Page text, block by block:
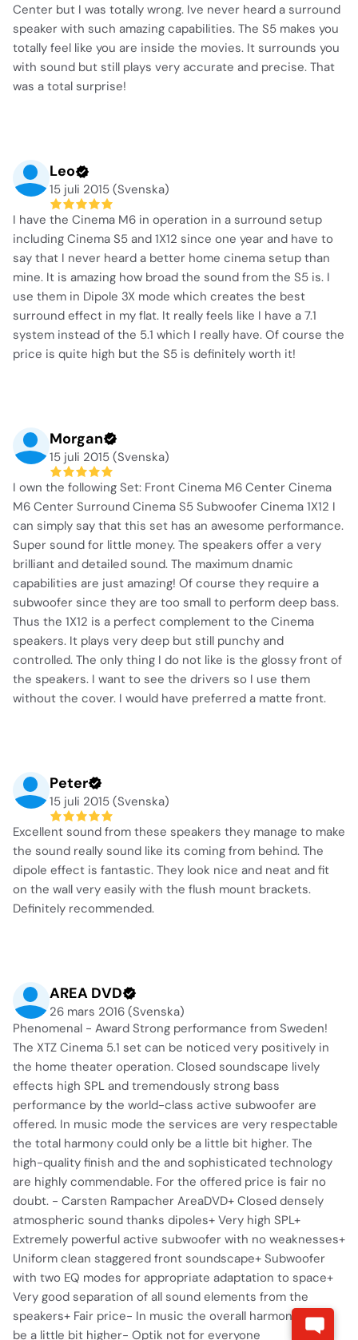
Center but I was totally wrong. Ive never heard a surround
speaker with such amazing capabilities. The S5 makes you
totally feel like you are inside the movies. It surrounds you
with sound but still plays very accurate and precise. That
was a total surprise!
Leo
15 juli 2015 (Svenska)
I have the Cinema M6 in operation in a surround setup
including Cinema S5 and 1X12 since one year and have to
say that I never heard a better home cinema setup than
mine. It is amazing how broad the sound from the S5 is. I
use them in Dipole 3X mode which creates the best
surround effect in my flat. It really feels like I have a 7.1
system instead of the 5.1 which I really have. Of course the
price is quite high but the S5 is definitely worth it!
Morgan
15 juli 2015 (Svenska)
I own the following Set: Front Cinema M6 Center Cinema
M6 Center Surround Cinema S5 Subwoofer Cinema 1X12 I
can simply say that this set has an awesome performance.
Super sound for little money. The speakers offer a very
brilliant and detailed sound. The maximum dnamic
capabilities are just amazing! Of course they require a
subwoofer since they are too small to perform deep bass.
Thus the 1X12 is a perfect complement to the Cinema
speakers. It plays very deep but still punchy and
controlled. The only thing I do not like is the glossy front of
the speakers. I want to see the drivers so I use them
without the cover. I would have preferred a matte front.
Peter
15 juli 2015 (Svenska)
Excellent sound from these speakers they manage to make
the sound really sound like its coming from behind. The
dipole effect is fantastic. They look nice and neat and fit
on the wall very easily with the flush mount brackets.
Definitely recommended.
AREA DVD
26 mars 2016 (Svenska)
Phenomenal - Award Strong performance from Sweden!
The XTZ Cinema 5.1 set can be noticed very positively in
the home theater operation. Closed soundscape lively
effects high SPL and tremendously strong bass
performance by the world-class active subwoofer are
offered. In music mode the services are very respectable
the total harmony could only be a little bit higher. The
high-quality finish and the and sophisticated technology
are highly commendable. For the offered price is fair no
doubt. - Carsten Rampacher AreaDVD+ Closed densely
atmospheric sound thanks dipoles+ Very high SPL+
Extremely powerful active subwoofer with no weaknesses+
Uniform clean staggered front soundscape+ Subwoofer
with two EQ modes for appropriate adaptation to space+
Very good separation of all sound elements from the
speakers+ Fair price- In music the overall harmony could
be a little bit higher- Optik not for everyone